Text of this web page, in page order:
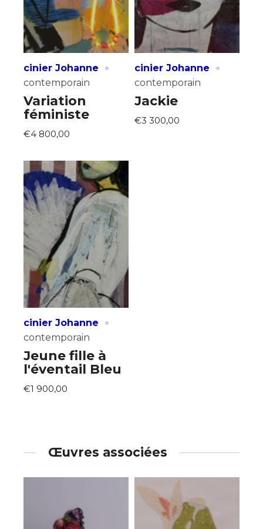
cinier Johanne ·
contemporain
Variation
féministe
€4 800,00
cinier Johanne ·
contemporain
Jackie
€3 300,00
cinier Johanne ·
contemporain
Jeune fille à
l'éventail Bleu
€1 900,00
Œuvres associées